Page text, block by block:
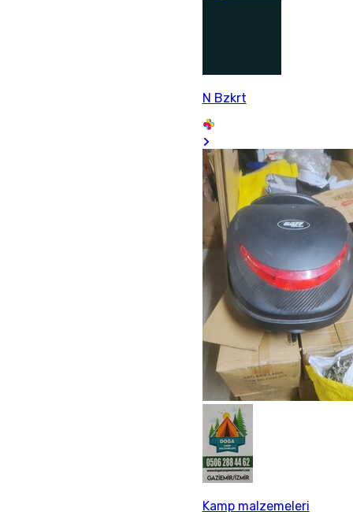
N Bzkrt
Kamp malzemeleri